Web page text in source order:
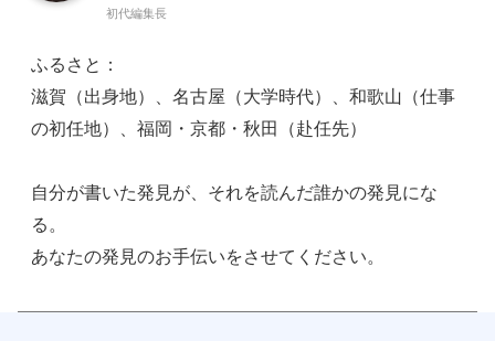
初代編集長
ふるさと：
滋賀（出身地）、名古屋（大学時代）、和歌山（仕事
の初任地）、福岡・京都・秋田（赴任先）
自分が書いた発見が、それを読んだ誰かの発見にな
る。
あなたの発見のお手伝いをさせてください。